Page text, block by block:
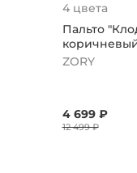
4 цвета
Пальто
ZORY
4 699 ₽
12 499 ₽